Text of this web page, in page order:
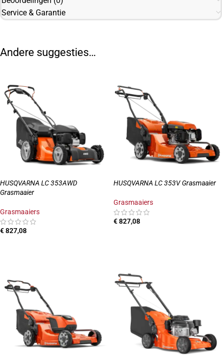
Service & Garantie
Andere suggesties…
HUSQVARNA LC 353AWD
Grasmaaier
Grasmaaiers
€827,08
HUSQVARNA LC 353V Grasmaaier
Grasmaaiers
€827,08